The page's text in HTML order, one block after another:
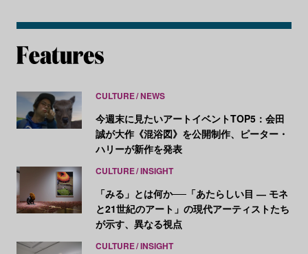
CULTURE NEWS
今週末に見たいアートイベントTOP5：会田
誠が大作《混浴図》を公開制作、ピーター・
ハリーが新作を発表
CULTURE INSIGHT
「みる」とは何か──「あたらしい目 ― モネ
と21世紀のアート」の現代アーティストたち
が示す、異なる視点
CULTURE INSIGHT